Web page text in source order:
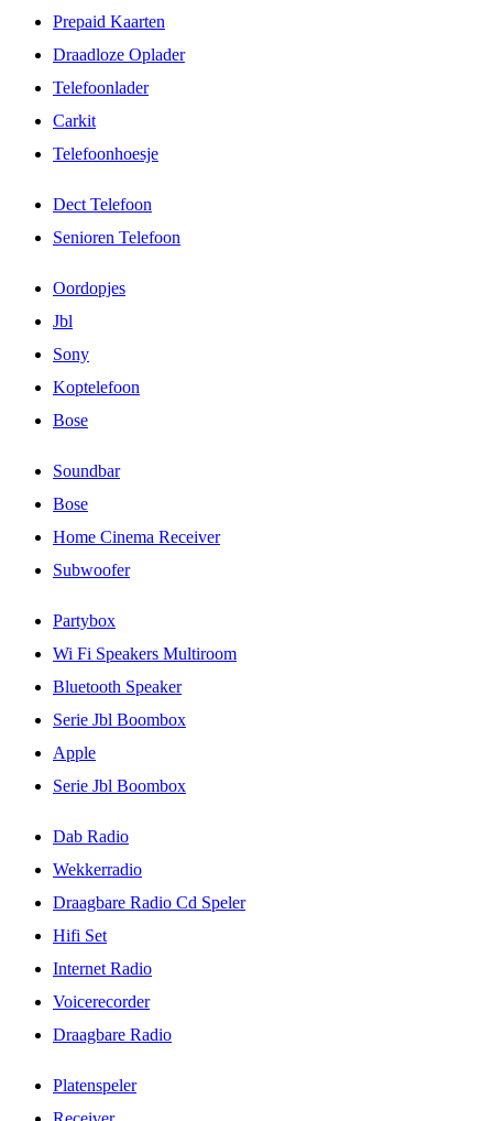
Prepaid Kaarten
Draadloze Oplader
Telefoonlader
Carkit
Telefoonhoesje
Dect Telefoon
Senioren Telefoon
Oordopjes
Jbl
Sony
Koptelefoon
Bose
Soundbar
Bose
Home Cinema Receiver
Subwoofer
Partybox
Wi Fi Speakers Multiroom
Bluetooth Speaker
Serie Jbl Boombox
Apple
Serie Jbl Boombox
Dab Radio
Wekkerradio
Draagbare Radio Cd Speler
Hifi Set
Internet Radio
Voicerecorder
Draagbare Radio
Platenspeler